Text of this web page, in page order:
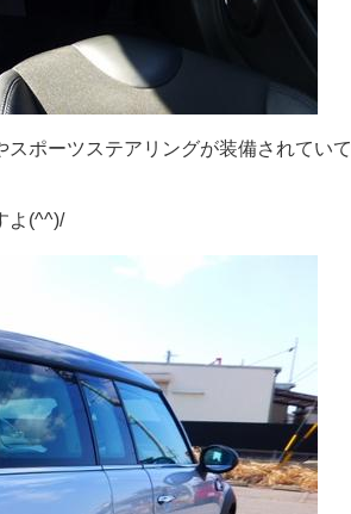
ポーツステアリングが装備されていて
よ(^^)/